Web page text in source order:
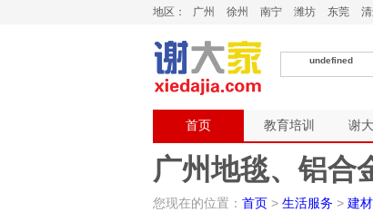
地区： 广州 徐州 南宁 潍坊 东莞
undefined
首页 教育培训 谢
广州地毯、铝合
您现在的位置： 首页 > 生活服务 > 建